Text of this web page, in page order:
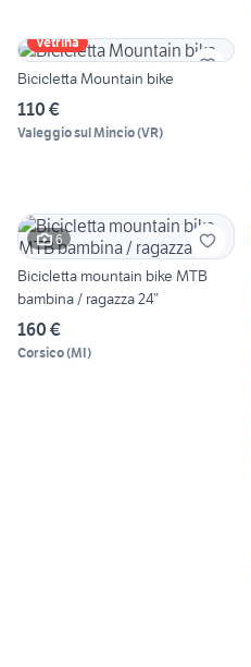
Vetrina
Bicicletta Mountain bike
110 €
Valeggio sul Mincio(VR)
6
Bicicletta mountain bike MTB
bambina / ragazza 24”
160 €
Corsico(MI)